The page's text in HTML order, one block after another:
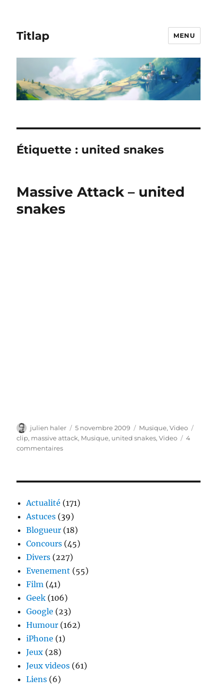
Titlap MENU
Étiquette : united snakes
Massive Attack – united
snakes
Auteur
julien haler
Publié
le
5 novembre 2009 Catégories
Musique,Video
clip, massive attack, Musique, united snakes,Video
4
commentairessur
snakes
Actualité (171)
Astuces (39)
Blogueur (18)
Concours (45)
Divers (227)
Evenement (55)
Film (41)
Geek (106)
Google (23)
Humour (162)
iPhone (1)
Jeux (28)
Jeux videos (61)
Liens (6)